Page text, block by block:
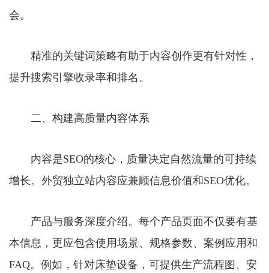
会。
精准的关键词策略有助于内容创作更有针对性，
提升搜索引擎收录率和排名。
二、构建高质量内容体系
内容是SEO的核心，质量决定自然流量的可持续
增长。外贸独立站内容应兼顾信息价值和SEO优化。
产品与服务深度介绍。每个产品页面不仅要有基
本信息，更应包含使用场景、规格参数、案例应用和
FAQ。例如，针对床垫设备，可提供生产流程图、安